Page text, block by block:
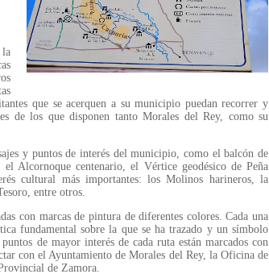
que se acerquen a su municipio puedan recorrer y
de los que disponen tanto Morales del Rey, como su
y puntos de interés del municipio, como el balcón de
Alcornoque centenario, el Vértice geodésico de Peña
cultural más importantes: los Molinos harineros, la
entre otros.
con marcas de pintura de diferentes colores. Cada una
fundamental sobre la que se ha trazado y un símbolo
de mayor interés de cada ruta están marcados con
con el Ayuntamiento de Morales del Rey, la Oficina de
de Zamora.